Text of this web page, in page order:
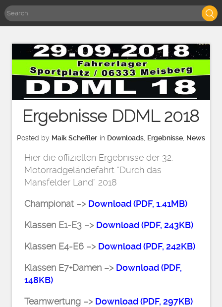
Ergebnisse DDML 2018
Posted by Maik Scheffler in Downloads, Ergebnisse, News
Hier die offiziellen Ergebnisse der 32.
Motorradgeländefahrt “Durch das
Mansfelder Land” 2018
Championat –> Download (PDF, 1.41MB)
Klassen E1-E3 –> Download (PDF, 243KB)
Klassen E4-E6 –> Download (PDF, 242KB)
Klassen E7+Damen –> Download (PDF,
148KB)
Teamwertung –> Download (PDF, 297KB)